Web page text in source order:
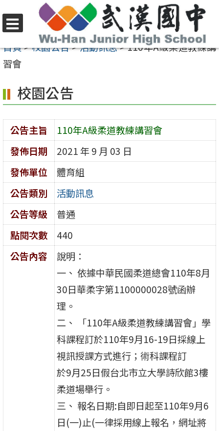
至
要
容
區
選
單
首頁>校園公告>活動訊息>110年A級柔道教練講
習會
校園公告
公告主旨
110年A級柔道教練講習會
發佈日期
2021 年 9 月 03 日
發佈單位
體育組
公告類別
活動訊息
公告等級
普通
點閱次數
440
公告內容
說明：
一、 依據中華民國柔道總會110年8月
30日華柔字第1100000028號函辦
理。
二、 「110年A級柔道教練講習會」學
科課程訂於110年9月16-19日採線上
視訊授課方式進行；術科課程訂
於9月25日假台北市立大學詩欣館3樓
柔道場舉行。
三、 報名日期:自即日起至110年9月6
日(一)止(一律採用線上報名，網址將